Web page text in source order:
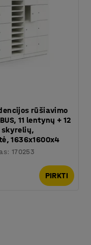
rūšiavimo
11 lentynų + 12
1636x1600x4
: 170253
PIRKTI